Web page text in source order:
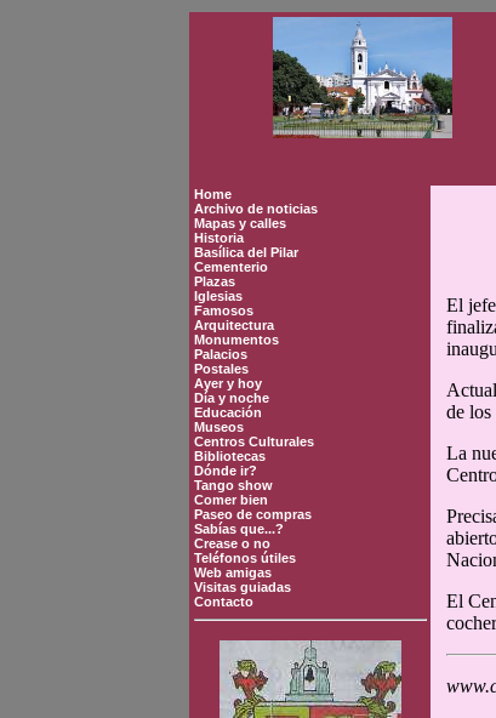
Home
Archivo de noticias
Mapas y calles
Historia
Basílica del Pilar
Cementerio
Plazas
Iglesias
Famosos
Arquitectura
Monumentos
Palacios
Postales
Ayer y hoy
Día y noche
Educación
Museos
Centros Culturales
Bibliotecas
Dónde ir?
Tango show
Comer bien
Paseo de compras
Sabías que...?
Crease o no
Teléfonos útiles
Web amigas
Visitas guiadas
Contacto
El
de los
La
El